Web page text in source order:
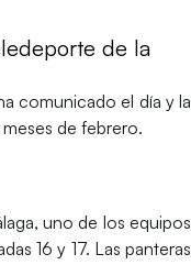
de la
comunicado el día y la
de febrero.
, uno de los equipos
16 y 17. Las panteras